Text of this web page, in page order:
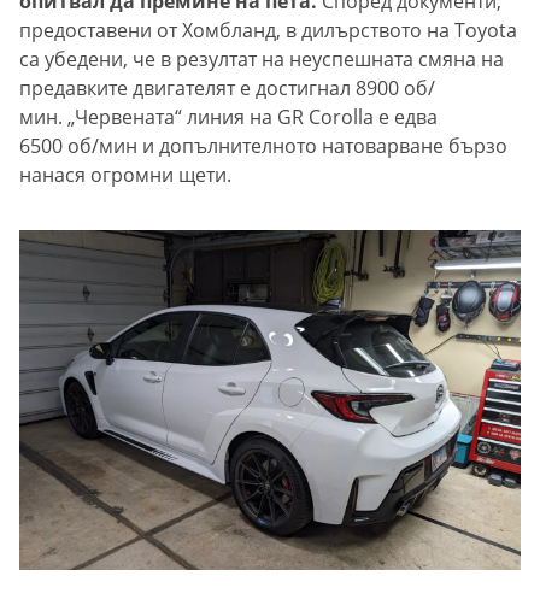
предоставени от Хомбланд, в дилърството на Toyota
са убедени, че в резултат на неуспешната смяна на
предавките двигателят е достигнал 8900 об/
мин. „Червената“ линия на GR Corolla е едва
6500 об/мин и допълнителното натоварване бързо
нанася огромни щети.